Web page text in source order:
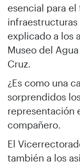
esencial para
infraestructuras
explicado a los
Museo del
Cruz.
¿Es como una
sorprendidos
representación
compañero.
El
también a los